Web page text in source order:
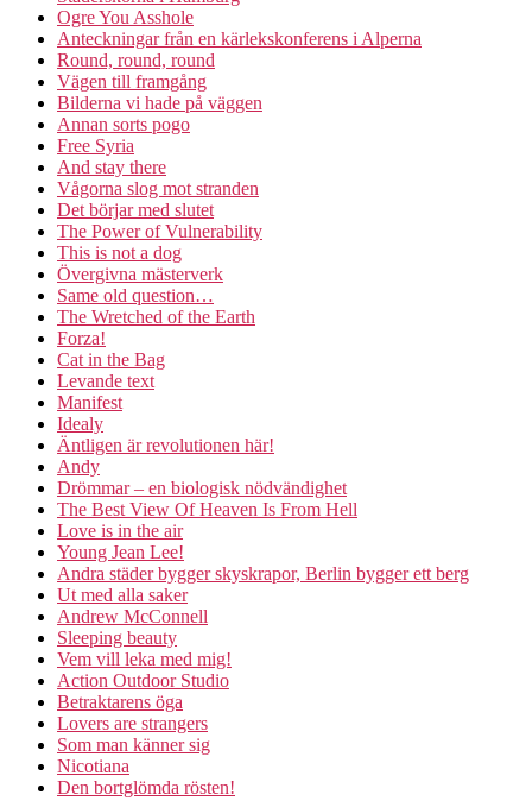
Ogre You Asshole
Anteckningar från en kärlekskonferens i Alperna
Round, round, round
Vägen till framgång
Bilderna vi hade på väggen
Annan sorts pogo
Free Syria
And stay there
Vågorna slog mot stranden
Det börjar med slutet
The Power of Vulnerability
This is not a dog
Övergivna mästerverk
Same old question…
The Wretched of the Earth
Forza!
Cat in the Bag
Levande text
Manifest
Idealy
Äntligen är revolutionen här!
Andy
Drömmar – en biologisk nödvändighet
The Best View Of Heaven Is From Hell
Love is in the air
Young Jean Lee!
Andra städer bygger skyskrapor, Berlin bygger ett berg
Ut med alla saker
Andrew McConnell
Sleeping beauty
Vem vill leka med mig!
Action Outdoor Studio
Betraktarens öga
Lovers are strangers
Som man känner sig
Nicotiana
Den bortglömda rösten!